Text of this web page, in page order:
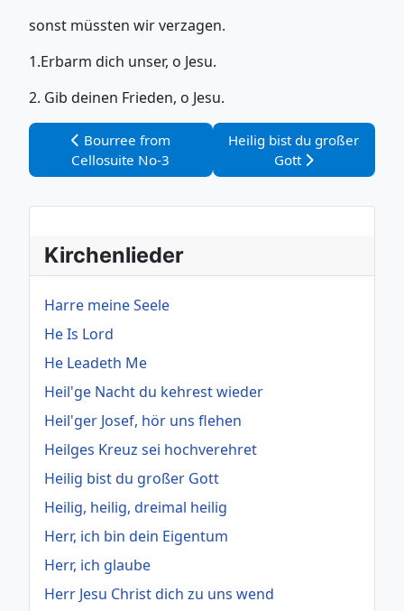
sonst müssten wir verzagen.
1.Erbarm dich unser, o Jesu.
2. Gib deinen Frieden, o Jesu.
Vorheriger Beitrag: Bourree from Cellosuite No-3
Bourree from
Cellosuite No-3
Nächster Beitrag: Heilig
Heilig bist du großer
Gott
Kirchenlieder
Harre meine Seele
He Is Lord
He Leadeth Me
Heil'ge Nacht du kehrest wieder
Heil'ger Josef, hör uns flehen
Heilges Kreuz sei hochverehret
Heilig bist du großer Gott
Heilig, heilig, dreimal heilig
Herr, ich bin dein Eigentum
Herr, ich glaube
Herr Jesu Christ dich zu uns wend